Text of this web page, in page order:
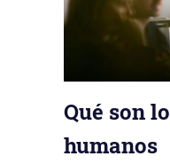
Qué son
humanos